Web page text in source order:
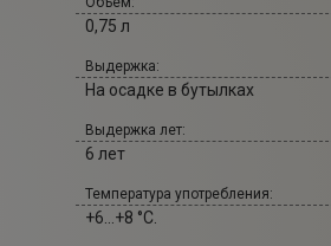
0,75 л
Выдержка:
На осадке в бутылках
Выдержка лет:
6 лет
Температура употребления:
+6...+8 °С.